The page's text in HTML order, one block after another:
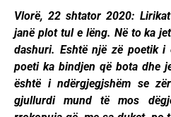
Vlorë, 22 shtator 2020:
janë plot tul e lëng. Në to ka
dashuri. Eshtë një zë poetik i
poeti ka bindjen që bota dhe
është i ndërgjegjshëm se
gjullurdi mund të mos